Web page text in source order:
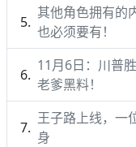
其他角色拥有的
也必须要有！
11月6日：川普
老爹黑料！
王子路上线，一
身